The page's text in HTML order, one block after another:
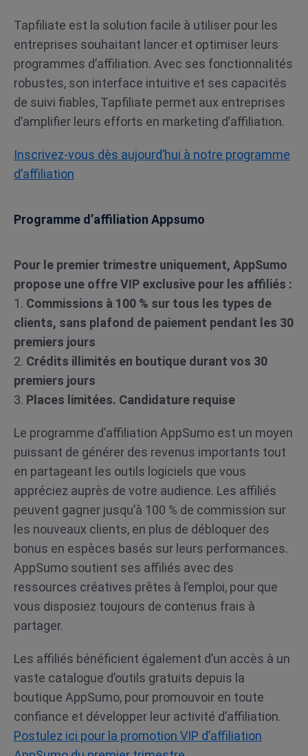
Tapfiliate est la solution facile à utiliser pour les
entreprises souhaitant lancer et optimiser leurs
programmes d’affiliation. Avec ses fonctionnalités
robustes, son interface intuitive et ses capacités
de suivi fiables, Tapfiliate permet aux entreprises
d’amplifier leurs efforts en marketing d’affiliation.
Inscrivez-vous dès aujourd’hui à notre programme
d’affiliation
Programme d’affiliation Appsumo
Pour le premier trimestre uniquement, AppSumo
propose une offre VIP exclusive pour les affiliés :
1. Commissions à 100 % sur tous les types de
clients, sans plafond de paiement pendant les 30
premiers jours
2. Crédits illimités en boutique durant vos 30
premiers jours
3. Places limitées. Candidature requise
Le programme d’affiliation AppSumo est un moyen
puissant de générer des revenus importants tout
en partageant les outils logiciels que vous
appréciez auprès de votre audience. Les affiliés
peuvent gagner jusqu’à 100 % de commission sur
les nouveaux clients, en plus de débloquer des
bonus en espèces basés sur leurs performances.
AppSumo soutient ses affiliés avec des
ressources créatives prêtes à l’emploi, pour que
vous disposiez toujours de contenus frais à
partager.
Les affiliés bénéficient également d’un accès à un
vaste catalogue d’outils gratuits depuis la
boutique AppSumo, pour promouvoir en toute
confiance et développer leur activité d’affiliation.
Postulez ici pour la promotion VIP d’affiliation